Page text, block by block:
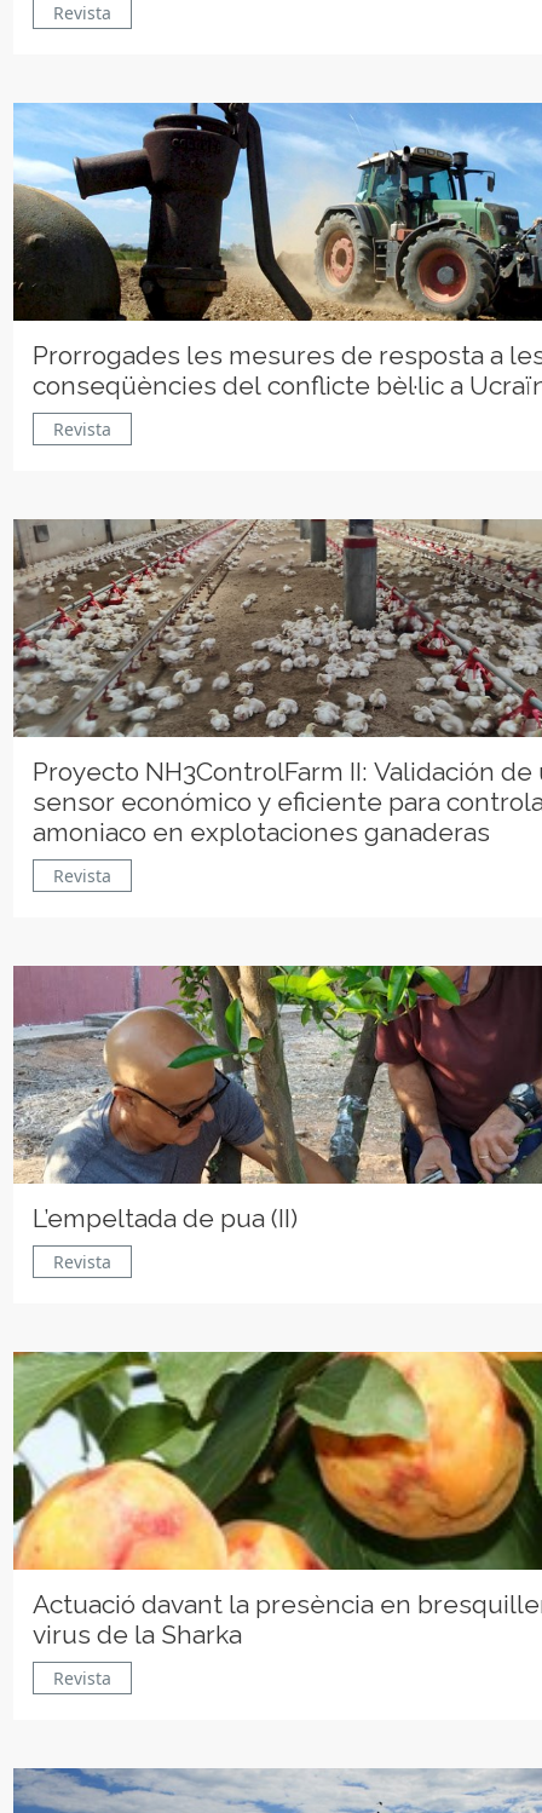
Revista
Prorrogades les mesures de resposta a
conseqüències del conflicte bèl·lic a
Revista
Proyecto NH3ControlFarm II: Validación de
sensor económico y eficiente para
amoniaco en explotaciones ganaderas
Revista
L’empeltada de pua (II)
Revista
Actuació davant la presència en
virus de la Sharka
Revista